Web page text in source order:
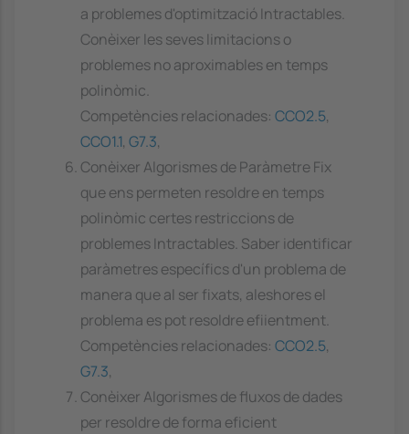
a problemes d'optimització Intractables.
Conèixer les seves limitacions o
problemes no aproximables en temps
polinòmic.
Competències relacionades: CCO2.5,
CCO1.1, G7.3,
Conèixer Algorismes de Paràmetre Fix
que ens permeten resoldre en temps
polinòmic certes restriccions de
problemes Intractables. Saber identificar
paràmetres específics d'un problema de
manera que al ser fixats, aleshores el
problema es pot resoldre efiientment.
Competències relacionades: CCO2.5,
G7.3,
Conèixer Algorismes de fluxos de dades
per resoldre de forma eficient